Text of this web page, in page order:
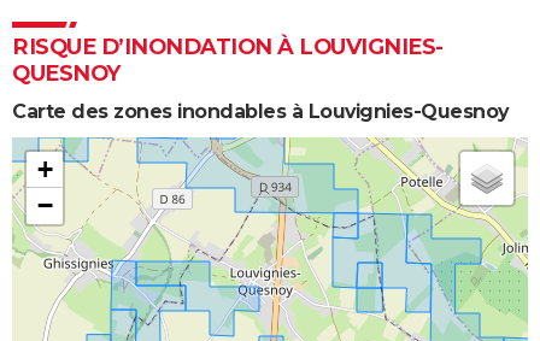
RISQUE D’INONDATION À LOUVIGNIES-
QUESNOY
Carte des zones inondables à Louvignies-Quesnoy
+
−